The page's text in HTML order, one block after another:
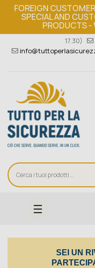
FOREIGN
SPECIAL AND
PRODUCTS -
Ordine minimo 149€+iva
17.30)
navigazione
☰
SEI UN